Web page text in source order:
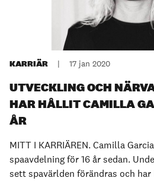
KARRIÄR | 17 jan 2020
UTVECKLING OCH
HAR HÅLLIT CAMILLA
ÅR
MITT I KARRIÄREN. Camilla
spaavdelning för 16 år sedan.
sett spavärlden förändras och